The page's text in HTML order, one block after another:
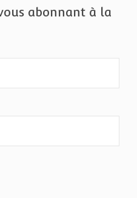
abonnant à la